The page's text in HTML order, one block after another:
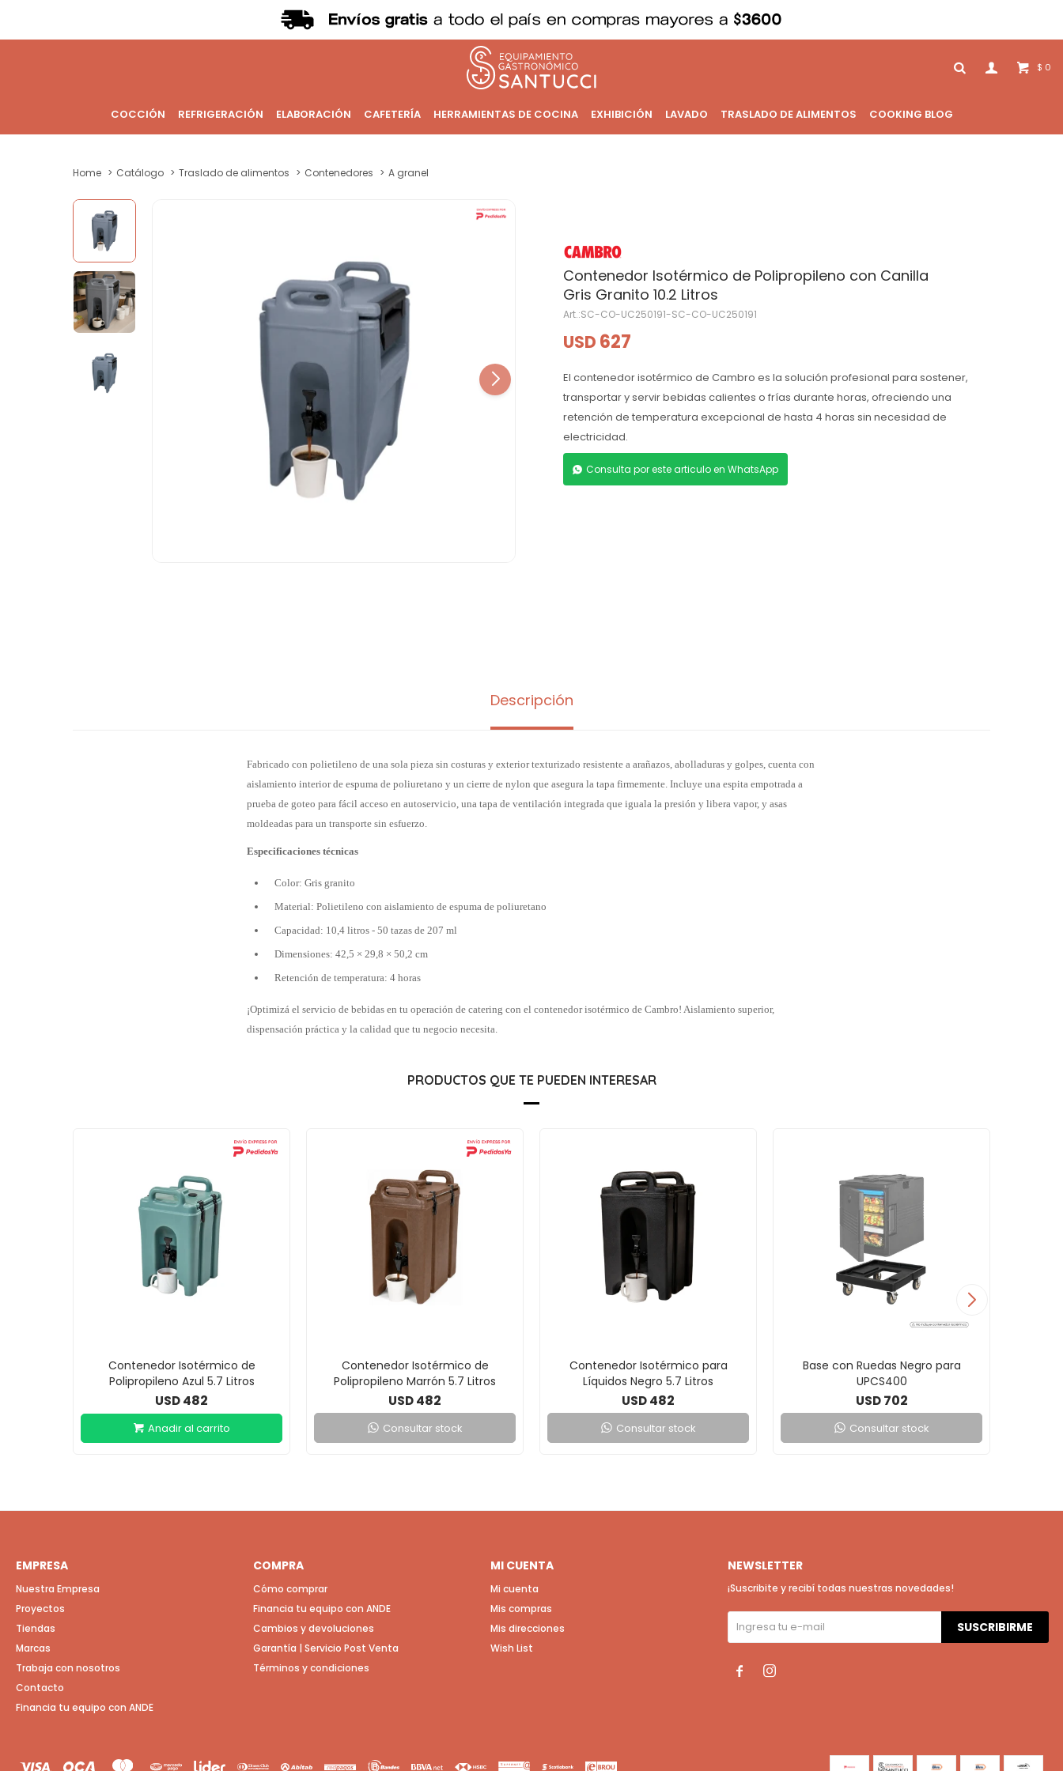
COCCIÓN REFRIGERACIÓN ELABORACIÓN CAFETERÍA HERRAMIENTAS DE COCINA EXHIBICIÓN LAVADO TRASLADO DE ALIMENTOS COOKING BLOG
$ 0
Home Catálogo Traslado de alimentos Contenedores A granel
Contenedor Isotérmico de Polipropileno con Canilla
Gris Granito 10.2 Litros
SC-CO-UC250191-SC-CO-UC250191
USD 627
El contenedor isotérmico de Cambro es la solución profesional para sostener,
transportar y servir bebidas calientes o frías durante horas, ofreciendo una
retención de temperatura excepcional de hasta 4 horas sin necesidad de
electricidad.
Consulta por este articulo en WhatsApp
Descripción
Fabricado con polietileno de una sola pieza sin costuras y exterior texturizado resistente a arañazos, abolladuras y golpes, cuenta con
aislamiento interior de espuma de poliuretano y un cierre de nylon que asegura la tapa firmemente. Incluye una espita empotrada a
prueba de goteo para fácil acceso en autoservicio, una tapa de ventilación integrada que iguala la presión y libera vapor, y asas
moldeadas para un transporte sin esfuerzo.
Especificaciones técnicas
Color: Gris granito
Material: Polietileno con aislamiento de espuma de poliuretano
Capacidad: 10,4 litros - 50 tazas de 207 ml
Dimensiones: 42,5 × 29,8 × 50,2 cm
Retención de temperatura: 4 horas
¡Optimizá el servicio de bebidas en tu operación de catering con el contenedor isotérmico de Cambro! Aislamiento superior,
dispensación práctica y la calidad que tu negocio necesita.
PRODUCTOS QUE TE PUEDEN INTERESAR
Contenedor Isotérmico de
Polipropileno Azul 5.7 Litros
USD482
Contenedor Isotérmico de
Polipropileno Marrón 5.7 Litros
USD482
Consultar stock
Contenedor Isotérmico para
Líquidos Negro 5.7 Litros
USD482
Consultar stock
Base con Ruedas Negro para
UPCS400
USD 702
Consultar stock
EMPRESA
Nuestra Empresa
Proyectos
Tiendas
Marcas
Trabaja con nosotros
Contacto
Financia tu equipo con ANDE
COMPRA
Cómo comprar
Financia tu equipo con ANDE
Cambios y devoluciones
Garantía | Servicio Post Venta
Términos y condiciones
MI CUENTA
Mi cuenta
Mis compras
Mis direcciones
Wish List
NEWSLETTER
¡Suscribite y recibí todas nuestras novedades!
SUSCRIBIRME
 